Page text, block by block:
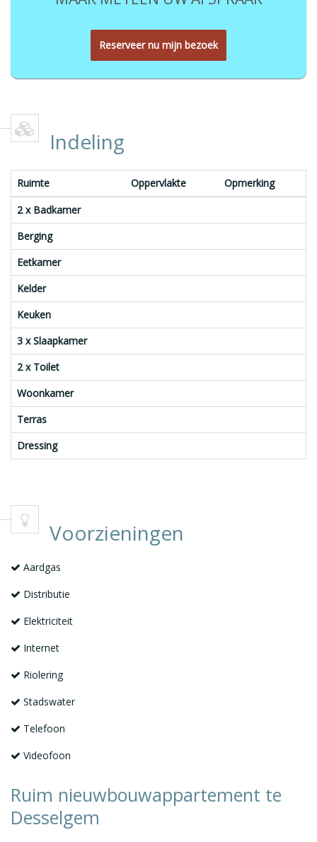
Reserveer nu mijn bezoek
Indeling
Ruimte Oppervlakte
Opmerking
2 x Badkamer
Berging
Eetkamer
Kelder
Keuken
3 x Slaapkamer
2 x Toilet
Woonkamer
Terras
Dressing
Voorzieningen
Aardgas
Distributie
Elektriciteit
Internet
Riolering
Stadswater
Telefoon
Videofoon
Ruim nieuwbouwappartement te
Desselgem